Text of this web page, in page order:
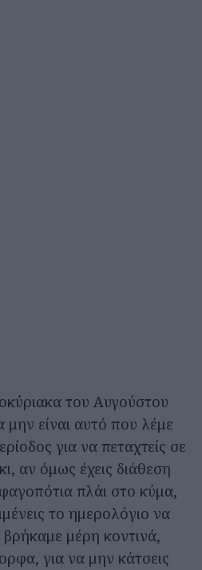
του Αυγούστου
μην είναι αυτό που λέμε
για να πεταχτείς σε
αν όμως έχεις διάθεση
πλάι στο κύμα,
το ημερολόγιο να
βρήκαμε μέρη κοντινά,
για να μην κάτσεις